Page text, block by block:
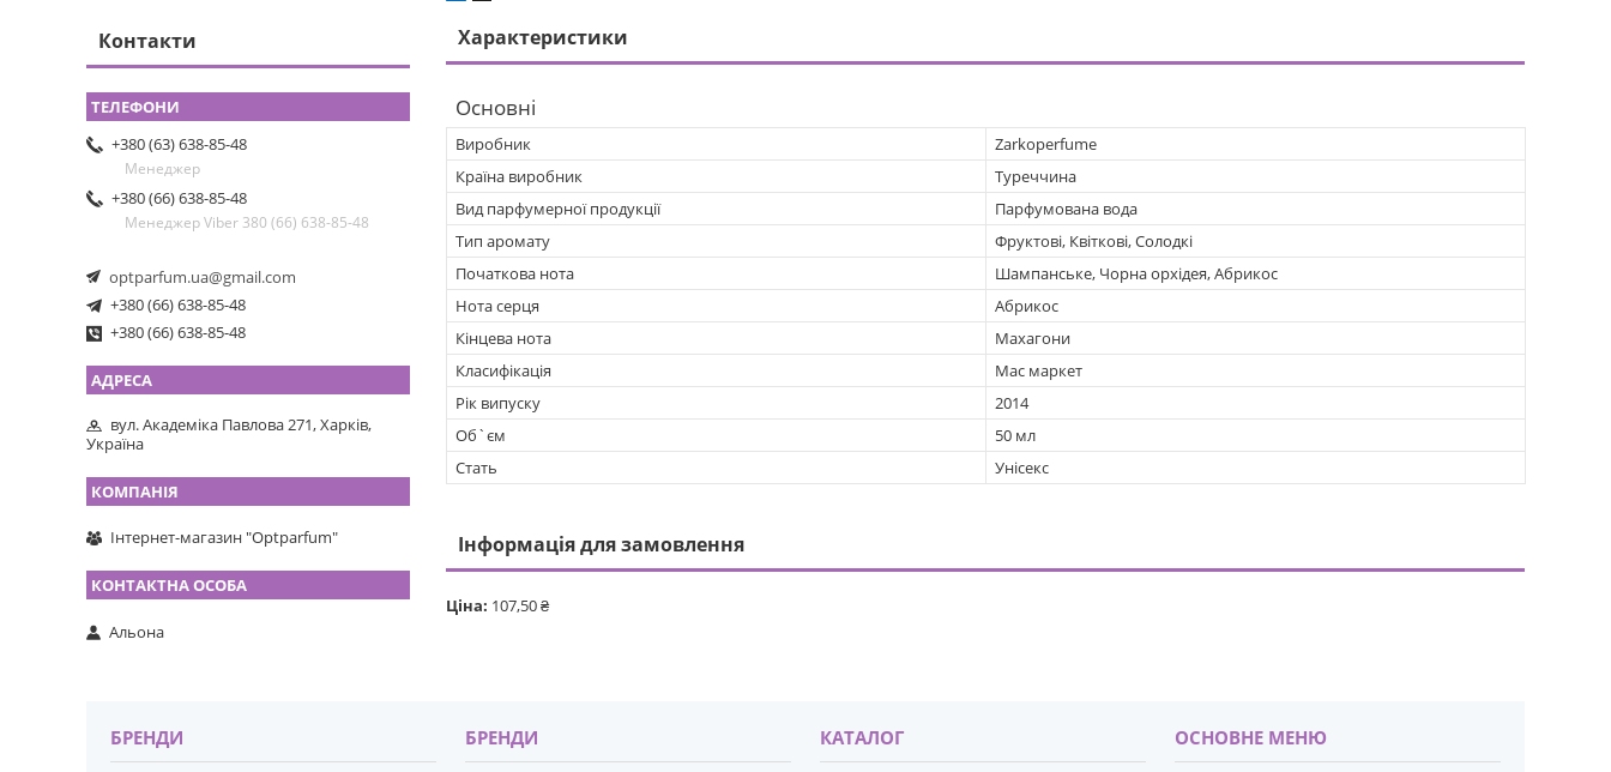
Характеристики
Основні
Виробник
Zarkoperfume
Країна виробник
Туреччина
Вид парфумерної продукції
Парфумована вода
Тип аромату
Фруктові, Квіткові, Солодкі
Початкова нота
Шампанське, Чорна орхідея, Абрикос
Нота серця
Абрикос
Кінцева нота
Махагони
Класифікація
Мас маркет
Рік випуску
2014
Об`єм
50 мл
Стать
Унісекс
Інформація для замовлення
Ціна: 107,50 ₴
Контакти
+380 (63) 638-85-48
Менеджер
+380 (66) 638-85-48
Менеджер Viber 380 (66) 638-85-48
optparfum.ua@gmail.com
+380 (66) 638-85-48
+380 (66) 638-85-48
вул. Академіка Павлова 271, Харків,
Україна
Інтернет-магазин "Optparfum"
Альона
БРЕНДИ БРЕНДИ КАТАЛОГ ОСНОВНЕ МЕНЮ